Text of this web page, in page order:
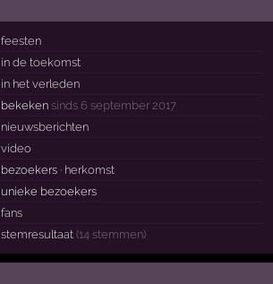
feesten
in de toekomst
in het verleden
bekeken sinds 6 september 2017
nieuwsberichten
video
bezoekers · herkomst
unieke bezoekers
fans
stemresultaat (14 stemmen)